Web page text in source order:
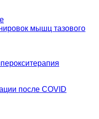
мышц тазового
после СOVID